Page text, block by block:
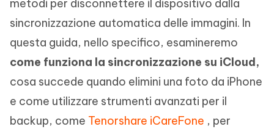
metodi per disconnettere il dispositivo dalla
sincronizzazione automatica delle immagini. In
questa guida, nello specifico, esamineremo
come funziona la sincronizzazione su iCloud,
cosa succede quando elimini una foto da iPhone
e come utilizzare strumenti avanzati per il
backup, come Tenorshare iCareFone , per